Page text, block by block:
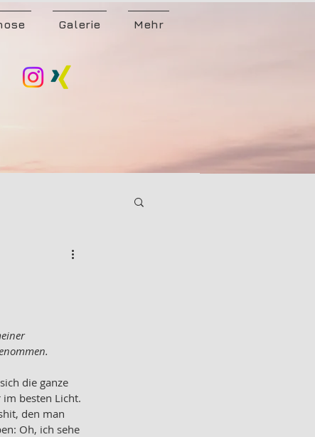
Galerie Mehr
die ganze
besten Licht.
den man
Oh, ich sehe